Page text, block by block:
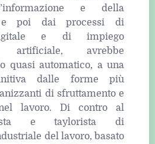
e della
e poi dai processi di
e di impiego
artificiale, avrebbe
quasi automatico, a una
dalle forme più
di sfruttamento e
lavoro. Di contro al
e taylorista di
del lavoro, basato